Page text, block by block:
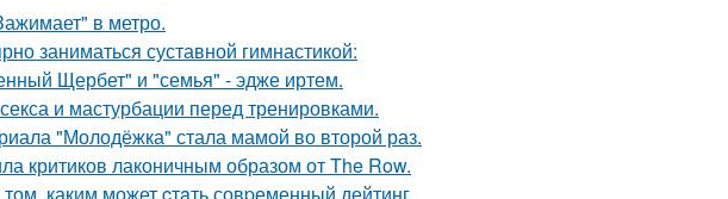
в метро.
заниматься суставной гимнастикой:
Щербет" и "семья" - эдже иртем.
и мастурбации перед тренировками.
"Молодёжка" стала мамой во второй раз.
критиков лаконичным образом от The Row.